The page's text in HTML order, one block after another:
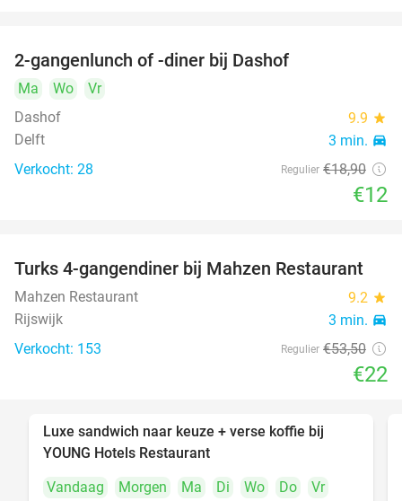
2-gangenlunch of -diner bij Dashof
Ma Wo
Vr
Dashof
9.9 star
Delft 3 min. directions_car
Verkocht: 28 Regulier €18,90
€12
59%
Turks 4-gangendiner bij Mahzen Restaurant
Mahzen Restaurant 9.2 star
Rijswijk 3 min. directions_car
Verkocht: 153 Regulier €53,50
€22
Luxe sandwich naar keuze + verse koffie bij
YOUNG Hotels Restaurant
Vandaag
Morgen Ma Di Wo Do
Vr